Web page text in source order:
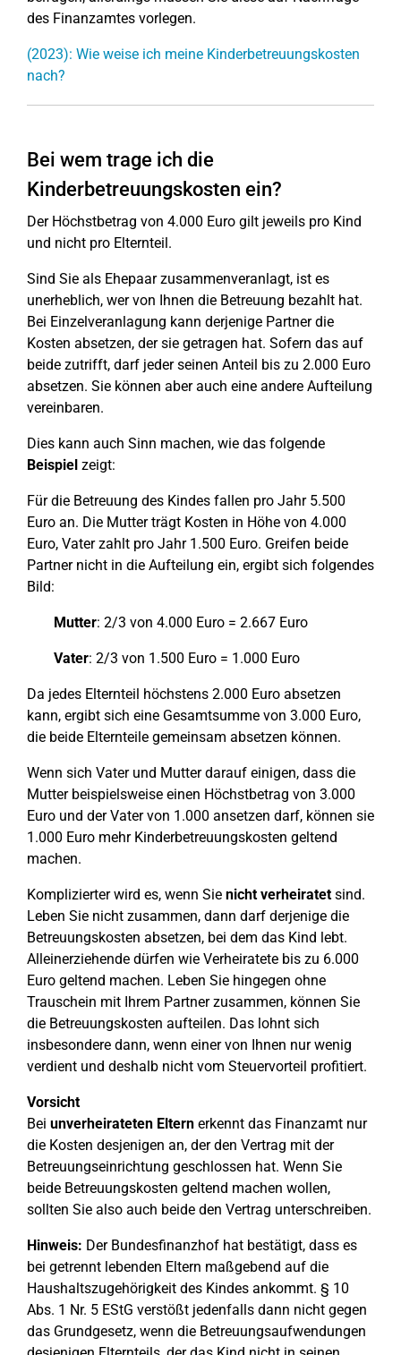
des Finanzamtes vorlegen.
(2023): Wie weise ich meine Kinderbetreuungskosten
nach?
Bei wem trage ich die
Kinderbetreuungskosten ein?
Der Höchstbetrag von 4.000 Euro gilt jeweils pro Kind
und nicht pro Elternteil.
Sind Sie als Ehepaar zusammenveranlagt, ist es
unerheblich, wer von Ihnen die Betreuung bezahlt hat.
Bei Einzelveranlagung kann derjenige Partner die
Kosten absetzen, der sie getragen hat. Sofern das auf
beide zutrifft, darf jeder seinen Anteil bis zu 2.000 Euro
absetzen. Sie können aber auch eine andere Aufteilung
vereinbaren.
Dies kann auch Sinn machen, wie das folgende
Beispiel zeigt:
Für die Betreuung des Kindes fallen pro Jahr 5.500
Euro an. Die Mutter trägt Kosten in Höhe von 4.000
Euro, Vater zahlt pro Jahr 1.500 Euro. Greifen beide
Partner nicht in die Aufteilung ein, ergibt sich folgendes
Bild:
Mutter: 2/3 von 4.000 Euro = 2.667 Euro
Vater: 2/3 von 1.500 Euro = 1.000 Euro
Da jedes Elternteil höchstens 2.000 Euro absetzen
kann, ergibt sich eine Gesamtsumme von 3.000 Euro,
die beide Elternteile gemeinsam absetzen können.
Wenn sich Vater und Mutter darauf einigen, dass die
Mutter beispielsweise einen Höchstbetrag von 3.000
Euro und der Vater von 1.000 ansetzen darf, können sie
1.000 Euro mehr Kinderbetreuungskosten geltend
machen.
Komplizierter wird es, wenn Sie nicht verheiratetsind.
Leben Sie nicht zusammen, dann darf derjenige die
Betreuungskosten absetzen, bei dem das Kind lebt.
Alleinerziehende dürfen wie Verheiratete bis zu 6.000
Euro geltend machen. Leben Sie hingegen ohne
Trauschein mit Ihrem Partner zusammen, können Sie
die Betreuungskosten aufteilen. Das lohnt sich
insbesondere dann, wenn einer von Ihnen nur wenig
verdient und deshalb nicht vom Steuervorteil profitiert.
Vorsicht
Bei unverheirateten Eltern erkennt das Finanzamt nur
die Kosten desjenigen an, der den Vertrag mit der
Betreuungseinrichtung geschlossen hat. Wenn Sie
beide Betreuungskosten geltend machen wollen,
sollten Sie also auch beide den Vertrag unterschreiben.
Hinweis: Der Bundesfinanzhof hat bestätigt, dass es
bei getrennt lebenden Eltern maßgebend auf die
Haushaltszugehörigkeit des Kindes ankommt. § 10
Abs. 1 Nr. 5 EStG verstößt jedenfalls dann nicht gegen
das Grundgesetz, wenn die Betreuungsaufwendungen